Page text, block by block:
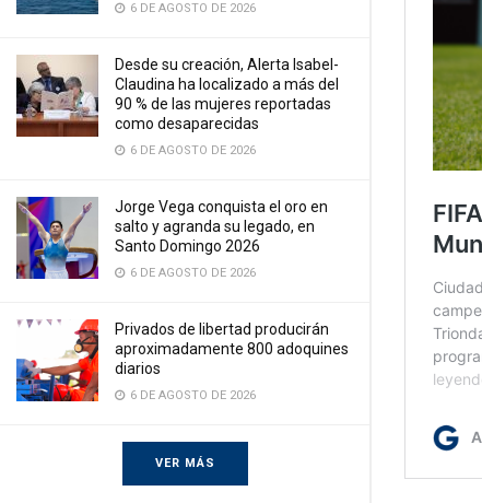
6 DE AGOSTO DE 2026
Desde su creación, Alerta Isabel-
Claudina ha localizado a más del
90 % de las mujeres reportadas
como desaparecidas
6 DE AGOSTO DE 2026
Jorge Vega conquista el oro en
salto y agranda su legado, en
Santo Domingo 2026
6 DE AGOSTO DE 2026
Privados de libertad producirán
aproximadamente 800 adoquines
diarios
6 DE AGOSTO DE 2026
VER MÁS